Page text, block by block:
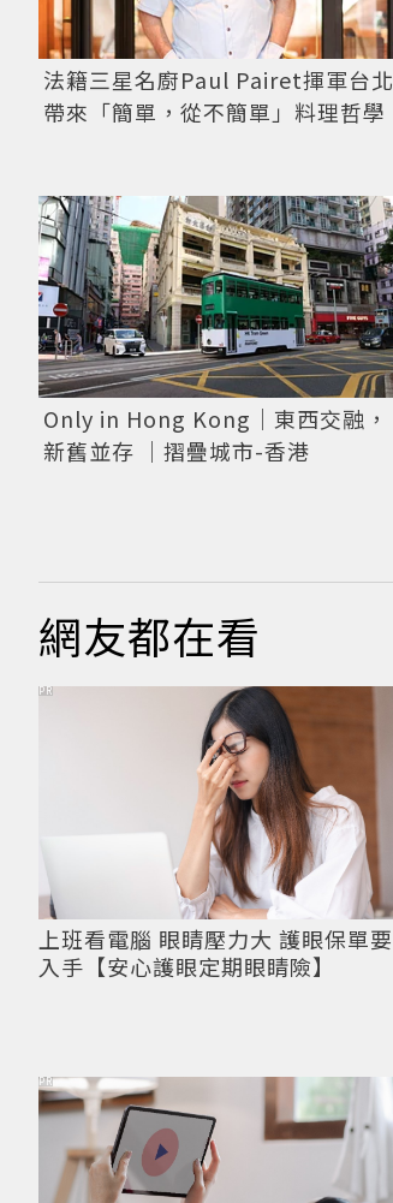
法籍三星名廚Paul Pairet揮軍台北
帶來「簡單，從不簡單」料理哲學
Only in Hong Kong｜東西交融，
新舊並存 ｜摺疊城市-香港
網友都在看
上班看電腦 眼睛壓力大 護眼保單要
入手【安心護眼定期眼睛險】
PR
PR